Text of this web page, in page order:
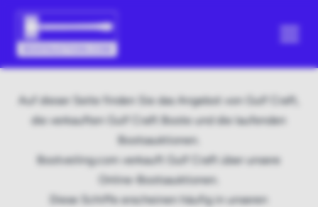
Auf dieser Seite finden Sie das Angebot von Gulf Craft,
die verkauften Gulf Craft Boote und die laufenden
Bootsauktionen.
Bootveiling.com verkauft Gulf Craft über unsere
Online-Bootsauktionen.
Diese Schiffe erscheinen häufig in unseren